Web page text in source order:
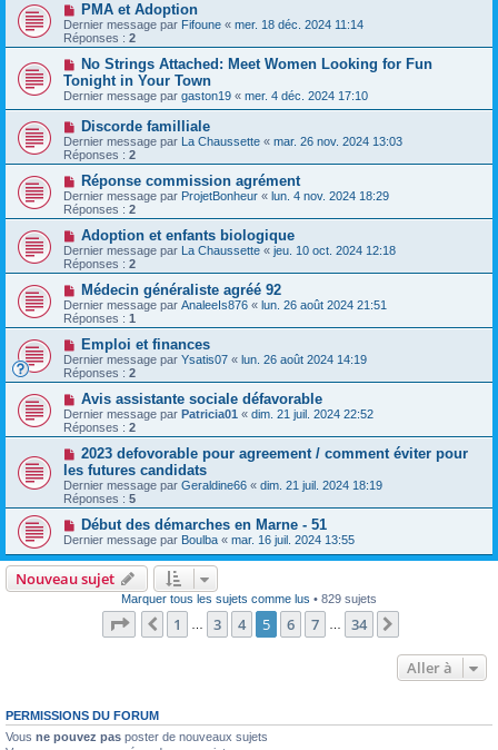
PMA et Adoption
Dernier message par Fifoune « mer. 18 déc. 2024 11:14
Réponses : 2
No Strings Attached: Meet Women Looking for Fun
Tonight in Your Town
Dernier message par gaston19 « mer. 4 déc. 2024 17:10
Discorde familliale
Dernier message par La Chaussette « mar. 26 nov. 2024 13:03
Réponses : 2
Réponse commission agrément
Dernier message par ProjetBonheur « lun. 4 nov. 2024 18:29
Réponses : 2
Adoption et enfants biologique
Dernier message par La Chaussette « jeu. 10 oct. 2024 12:18
Réponses : 2
Médecin généraliste agréé 92
Dernier message par AnaleeIs876 « lun. 26 août 2024 21:51
Réponses : 1
Emploi et finances
Dernier message par Ysatis07 « lun. 26 août 2024 14:19
Réponses : 2
Avis assistante sociale défavorable
Dernier message par Patricia01 « dim. 21 juil. 2024 22:52
Réponses : 2
2023 defovorable pour agreement / comment éviter pour
les futures candidats
Dernier message par Geraldine66 « dim. 21 juil. 2024 18:19
Réponses : 5
Début des démarches en Marne - 51
Dernier message par Boulba « mar. 16 juil. 2024 13:55
Nouveau sujet
Marquer tous les sujets comme lus • 829 sujets
Page sur 34
Précédente
1 3 4 5 6 7 34
Aller à
PERMISSIONS DU FORUM
Vous ne pouvez pas poster de nouveaux sujets